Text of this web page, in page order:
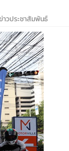
าวประชาสัมพันธ์